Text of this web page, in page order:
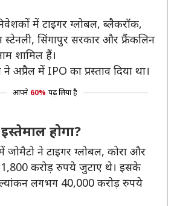
में टाइगर ग्लोबल, ब्लैकरॉक,
स्टेनली, सिंगापुर सरकार और फ्रैंकलिन
शामिल हैं।
अप्रैल में IPO का प्रस्ताव दिया था।
आपने 60% पढ़ लिया है
होगा?
जोमैटो ने टाइगर ग्लोबल, कोरा और
करोड़ रुपये जुटाए थे। इसके
लगभग 40,000 करोड़ रुपये